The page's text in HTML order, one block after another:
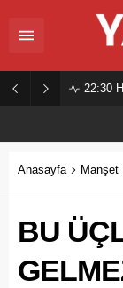
22:30
Anasayfa Manşet
BU